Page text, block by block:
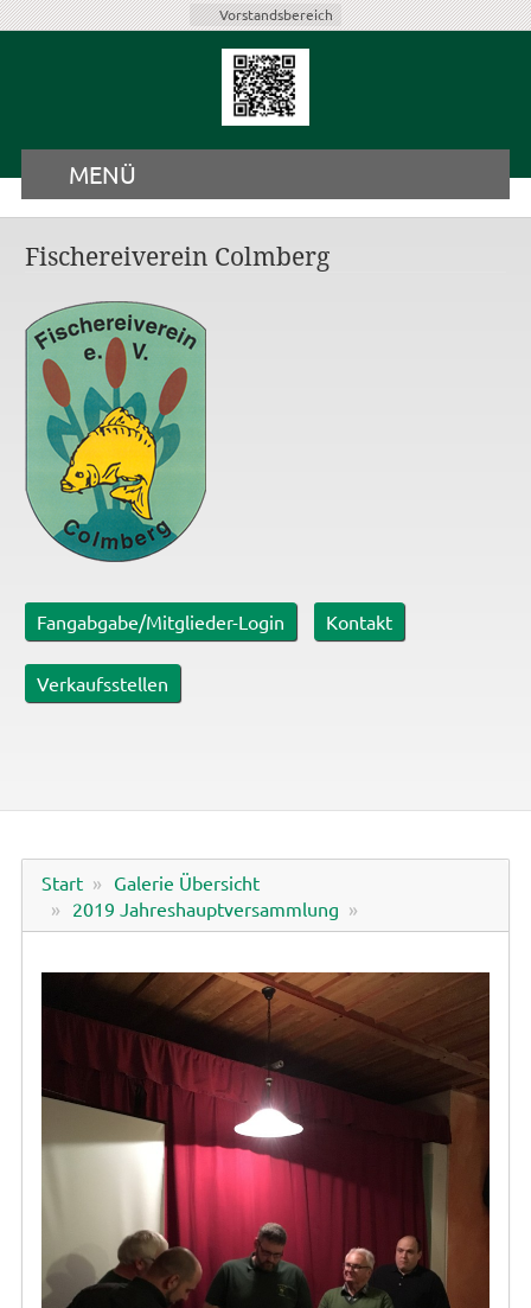
Vorstandsbereich
MENÜ
Fischereiverein Colmberg
Fangabgabe/Mitglieder-Login Kontakt
Verkaufsstellen
Start
Galerie Übersicht
2019 Jahreshauptversammlung